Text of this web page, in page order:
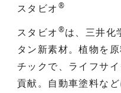
スタビオ®
スタビオ®は、三井化
タン新素材。植物を
チックで、ライフサ
貢献。自動車塗料な